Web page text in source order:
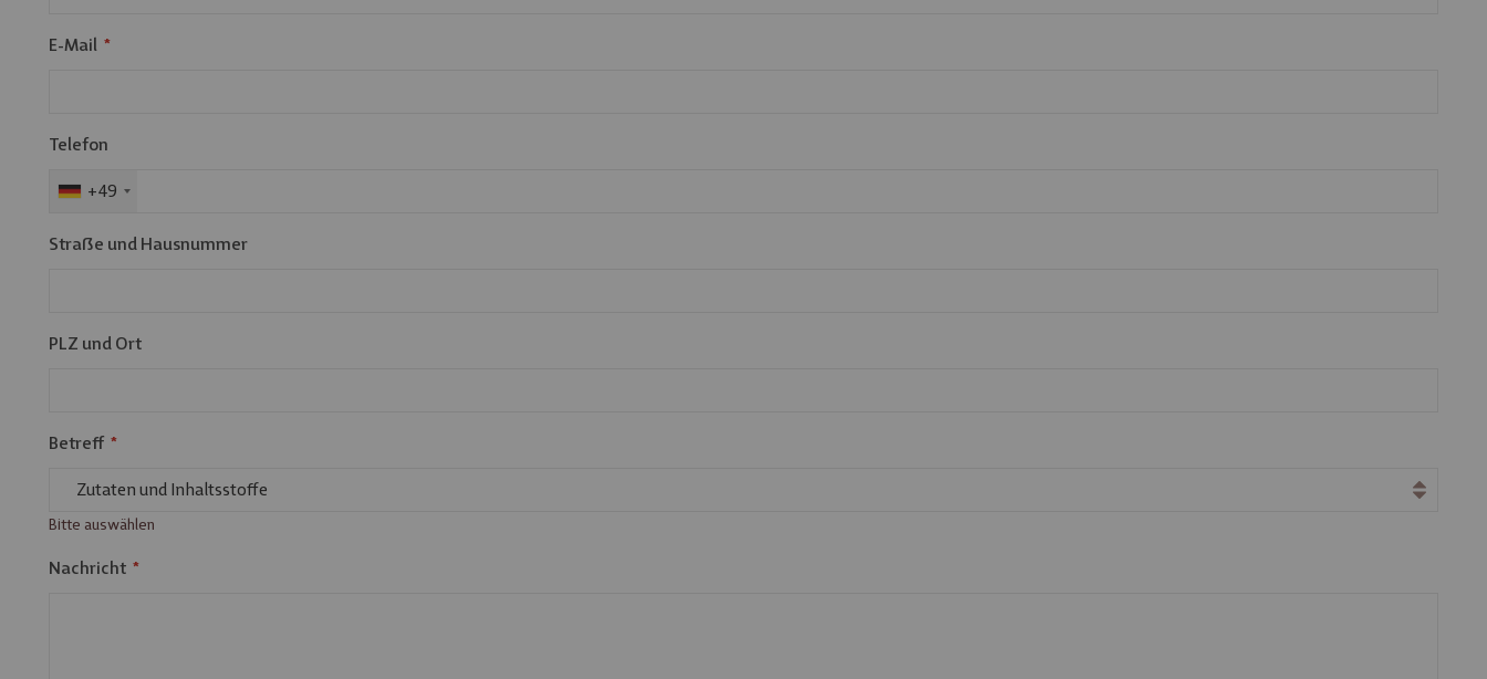
E-Mail
Telefon
+49
Straße und Hausnummer
PLZ und Ort
Betreff
Bitte auswählen
Nachricht